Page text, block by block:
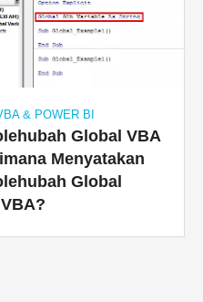
& POWER BI
Global VBA
Menyatakan
Global